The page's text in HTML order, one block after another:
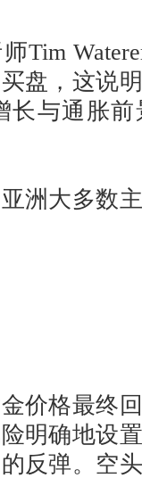
Tim
盘，这说
长与通胀
洲大多数
价格最终
明确地设
反弹。空